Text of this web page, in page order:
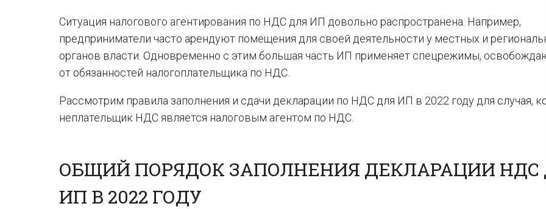
Ситуация налогового агентирования по НДС для ИП довольно распространена. Например,
предприниматели часто арендуют помещения для своей деятельности у местных и
органов власти. Одновременно с этим большая часть ИП применяет спецрежимы,
от обязанностей налогоплательщика по НДС.
Рассмотрим правила заполнения и сдачи декларации по НДС для ИП в 2022 году для случая,
неплательщик НДС является налоговым агентом по НДС.
ОБЩИЙ ПОРЯДОК ЗАПОЛНЕНИЯ ДЕКЛАРАЦИИ НДС
ИП В 2022 ГОДУ